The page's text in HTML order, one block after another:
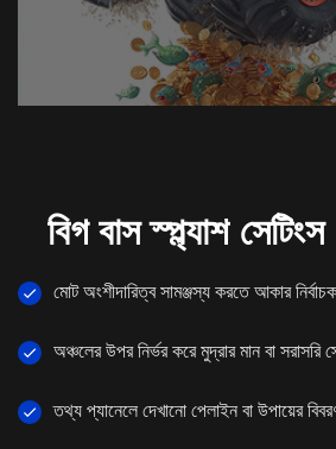
বিগ বাস স্প্ল্যাশ
মোট অংশীদারিত্ব সামঞ্জস্য করতে আকার
অঞ্চলের উপর নির্ভর করে মুদ্রার মান বা সরাসরি
তথ্য প্যানেলে দেখানো পেলাইন বা উপায়ের